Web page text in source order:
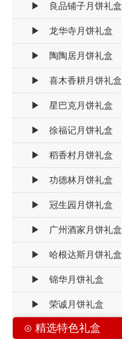
▶ 良品铺子月饼礼盒
▶ 龙华寺月饼礼盒
▶ 陶陶居月饼礼盒
▶ 喜木香耕月饼礼盒
▶ 星巴克月饼礼盒
▶ 徐福记月饼礼盒
▶ 稻香村月饼礼盒
▶ 功德林月饼礼盒
▶ 冠生园月饼礼盒
▶ 广州酒家月饼礼盒
▶ 哈根达斯月饼礼盒
▶ 锦华月饼礼盒
▶ 荣诚月饼礼盒
⊙ 精选特色礼盒